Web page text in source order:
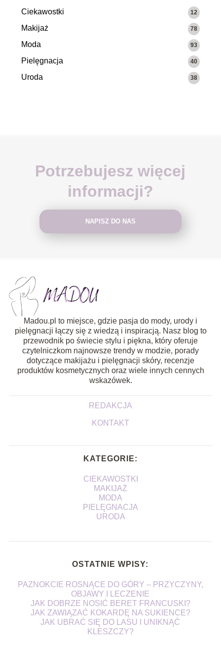
Ciekawostki 12
Makijaż 78
Moda 93
Pielęgnacja 40
Uroda 38
Potrzebujesz więcej
informacji?
NAPISZ DO NAS
Madou.pl to miejsce, gdzie pasja do mody, urody i
pielęgnacji łączy się z wiedzą i inspiracją. Nasz blog to
przewodnik po świecie stylu i piękna, który oferuje
czytelniczkom najnowsze trendy w modzie, porady
dotyczące makijażu i pielęgnacji skóry, recenzje
produktów kosmetycznych oraz wiele innych cennych
wskazówek.
REDAKCJA
KONTAKT
KATEGORIE:
CIEKAWOSTKI
MAKIJAŻ
MODA
PIELĘGNACJA
URODA
OSTATNIE WPISY:
PAZNOKCIE ROSNĄCE DO GÓRY – PRZYCZYNY,
OBJAWY I LECZENIE
JAK DOBRZE NOSIĆ BERET FRANCUSKI?
JAK ZAWIĄZAĆ KOKARDĘ NA SUKIENCE?
JAK UBRAĆ SIĘ DO LASU I UNIKNĄĆ
KLESZCZY?